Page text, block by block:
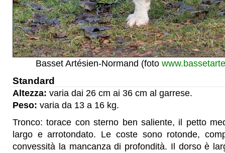
Basset Artésien-Normand (foto
Standard
Altezza: varia dai 26 cm ai 36 cm al garrese.
Peso: varia da 13 a 16 kg.
Tronco: torace con sterno ben saliente, il petto
largo e arrotondato. Le coste sono rotonde,
convessità la mancanza di profondità. Il dorso è